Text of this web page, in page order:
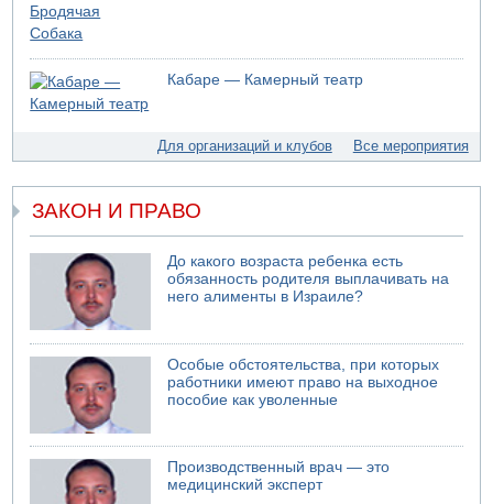
МАДА призывает израильтян срочно сдавать кровь
четверг о создании новой политической партии
05.08.2026 13:49
05.08.2026 13:32
В России горят новые склады
05.08.2026 10:19
05.08.2026 10:16
Левые активисты пытались ворваться в офис
"Религиозного сионизма"
Кабаре — Камерный театр
Для организаций и клубов Все мероприятия
ЗАКОН И ПРАВО
До какого возраста ребенка есть
обязанность родителя выплачивать на
него алименты в Израиле?
Особые обстоятельства, при которых
работники имеют право на выходное
пособие как уволенные
Производственный врач — это
медицинский эксперт